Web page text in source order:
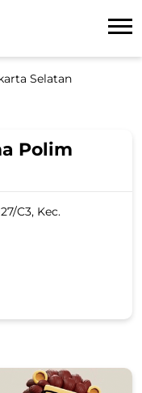
Selatan
Polim
C3, Kec.